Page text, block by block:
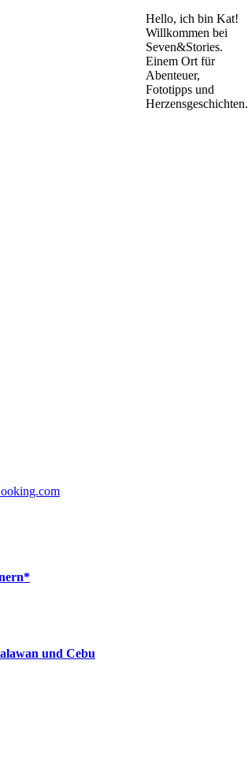
Hello, ich bin Kat!
Willkommen bei
Seven&Stories.
Einem Ort für
Abenteuer,
Fototipps und
Herzensgeschichten.
und Cebu